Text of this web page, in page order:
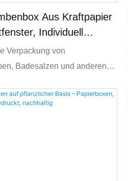
Aus Kraftpapier
Individuell
Umweltfreundlich
Verpackung von
Badesalzen und anderen
Marken, umweltbewusste